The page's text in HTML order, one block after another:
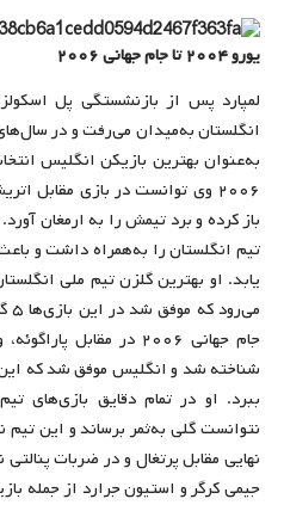
یورو ۲۰۰۴ تا جام جهانی ۲۰۰۶
لمپارد پس از بازنشستگی پل
به‌عنوان بهترین بازیکن انگلیس
۲۰۰۶ وی توانست در بازی مقابل
باز کرده و برد تیمش را به ارمغان
تیم انگلستان را به‌همراه داشت و
جام جهانی ۲۰۰۶ در
ببرد. او در تمام دقایق بازی‌های
نتوانست گلی به‌ثمر برساند و این
نهایی مقابل پرتغال و در ضربات پنالتی
جیمی کرگر و استیون جرارد از جمله